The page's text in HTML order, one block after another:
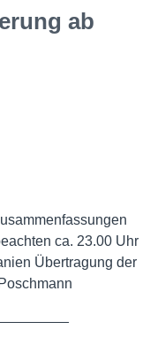
ab
ca. 23.00 Uhr
Übertragung der